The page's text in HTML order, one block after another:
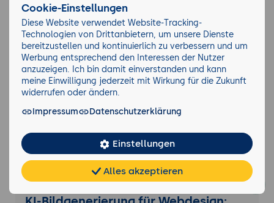
Langdock Praxis-Workshop: Sichere
Enterprise-KI einführen
0.5 Tag
der Theorie zur Praxis
2 Tage
Teilen FAQ Cookies
Cookie-Einstellungen
Diese Website verwendet Website-Tracking-
Technologien von Drittanbietern, um unsere Dienste
bereitzustellen und kontinuierlich zu verbessern und um
Werbung entsprechend den Interessen der Nutzer
anzuzeigen. Ich bin damit einverstanden und kann
meine Einwilligung jederzeit mit Wirkung für die Zukunft
widerrufen oder ändern.
Impressum
Datenschutzerklärung
Einstellungen
Alles akzeptieren